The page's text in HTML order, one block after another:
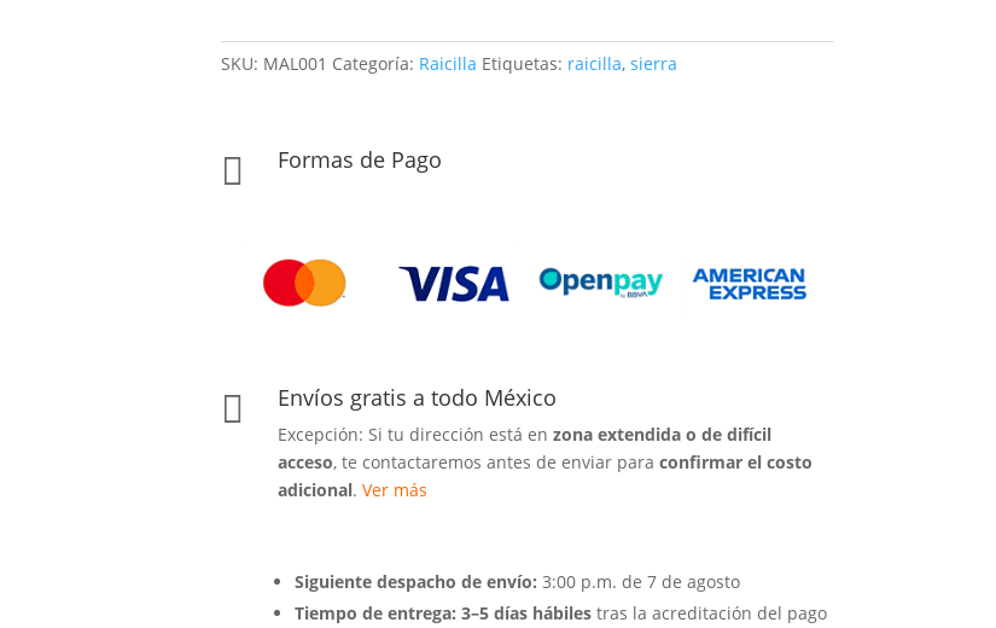
SKU: MAL001 Categoría: Raicilla Etiquetas: raicilla, sierra
 Formas de Pago
 Envíos gratis a todo México
Excepción: Si tu dirección está en zona extendida o de difícil
acceso, te contactaremos antes de enviar para confirmar el costo
adicional. Ver más
Siguiente despacho de envío: 3:00 p.m. de 7 de agosto
Tiempo de entrega: 3–5 días hábilestras la acreditación del pago